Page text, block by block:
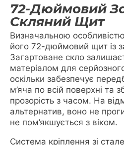
72-Дюймовий
Скляний Щит
Визначальною
його 72-дюймовий щит із
Загартоване скло
матеріалом для
оскільки забезпечує
м’яча по всій поверхні та
прозорість з часом. На
альтернатив, воно не
не пом’якшується з віком.
Система кріплення зі